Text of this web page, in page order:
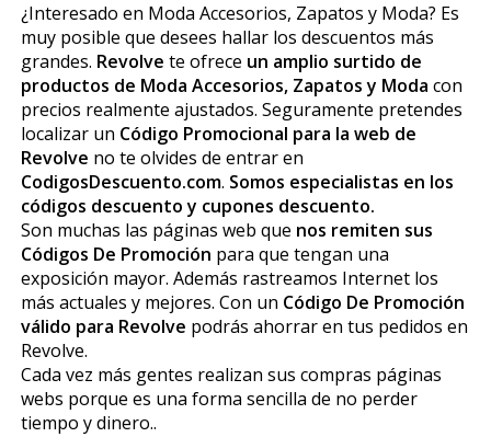
¿Interesado en Moda Accesorios, Zapatos y Moda? Es
muy posible que desees hallar los descuentos más
grandes. Revolve te ofrece un amplio surtido de
productos de Moda Accesorios, Zapatos y Moda con
precios realmente ajustados. Seguramente pretendes
localizar un Código Promocional para la web de
Revolve no te olvides de entrar en
CodigosDescuento.com. Somos especialistas en los
códigos descuento y cupones descuento.
Son muchas las páginas web que nos remiten sus
Códigos De Promoción para que tengan una
exposición mayor. Además rastreamos Internet los
más actuales y mejores. Con un Código De Promoción
válido para Revolve podrás ahorrar en tus pedidos en
Revolve.
Cada vez más gentes realizan sus compras páginas
webs porque es una forma sencilla de no perder
tiempo y dinero..